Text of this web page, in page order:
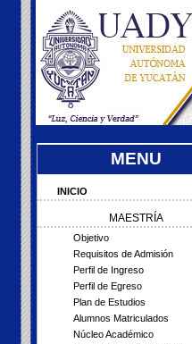
MENU
INICIO
MAESTRÍA
Objetivo
Requisitos de Admisión
Perfil de Ingreso
Perfil de Egreso
Plan de Estudios
Alumnos Matriculados
Núcleo Académico